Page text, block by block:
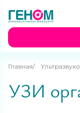
Главная
УЗИ